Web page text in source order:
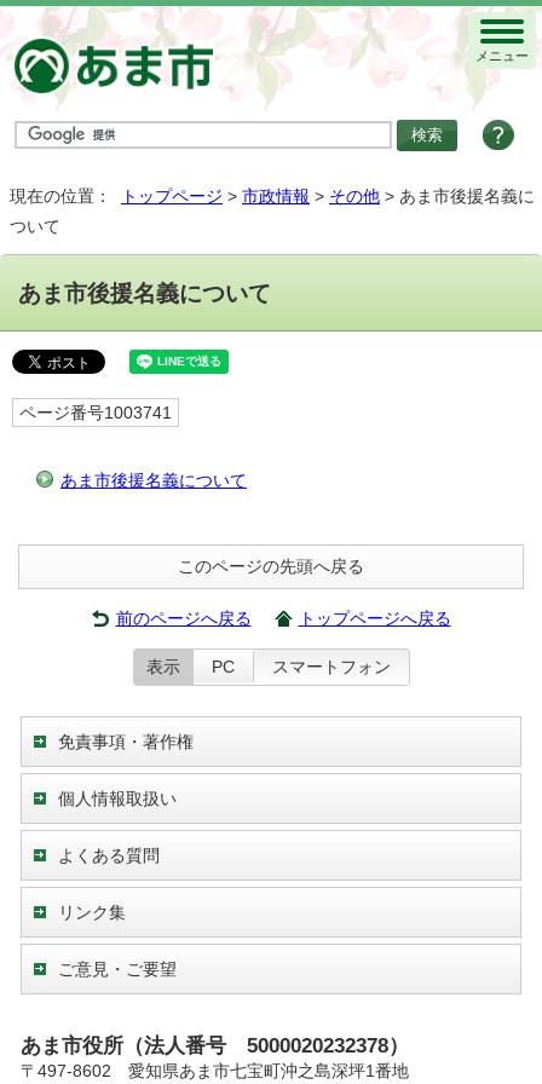
メニュー
現在の位置： トップページ > 市政情報 > その他 > あま市後援名義に
ついて
あま市後援名義について
ページ番号1003741
あま市後援名義について
このページの先頭へ戻る
前のページへ戻る トップページへ戻る
表示 PC スマートフォン
免責事項・著作権
個人情報取扱い
よくある質問
リンク集
ご意見・ご要望
あま市役所（法人番号 5000020232378）
〒497-8602 愛知県あま市七宝町沖之島深坪1番地